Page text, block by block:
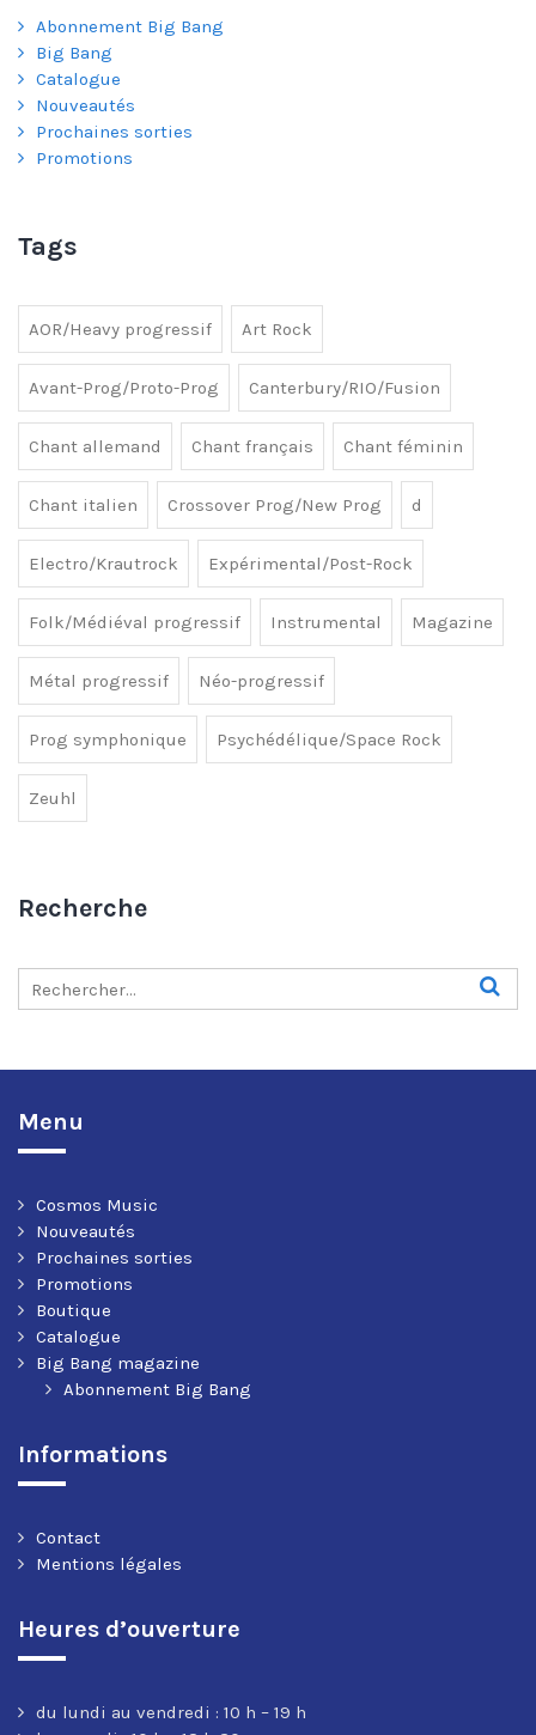
Abonnement Big Bang
Big Bang
Catalogue
Nouveautés
Prochaines sorties
Promotions
Tags
AOR/Heavy progressif Art Rock
Avant-Prog/Proto-Prog Canterbury/RIO/Fusion
Chant allemand Chant français Chant féminin
Chant italien Crossover Prog/New Prog d
Electro/Krautrock Expérimental/Post-Rock
Folk/Médiéval progressif Instrumental Magazine
Métal progressif Néo-progressif
Prog symphonique Psychédélique/Space Rock
Zeuhl
Recherche
Menu
Cosmos Music
Nouveautés
Prochaines sorties
Promotions
Boutique
Catalogue
Big Bang magazine
Abonnement Big Bang
Informations
Contact
Mentions légales
Heures d’ouverture
du lundi au vendredi : 10 h – 19 h